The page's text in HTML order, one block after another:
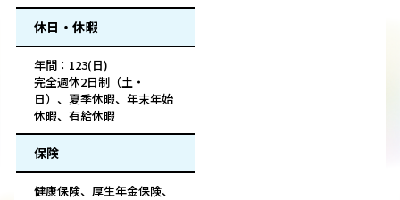
休日・休暇
年間：123(日)
完全週休2日制（土・
日）、夏季休暇、年末年始
休暇、有給休暇
保険
健康保険、厚生年金保険、